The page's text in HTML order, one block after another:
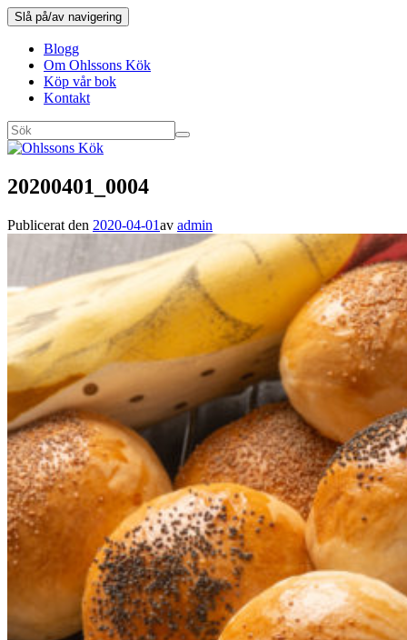
Slå på/av navigering
Blogg
Om Ohlssons Kök
Köp vår bok
Kontakt
20200401_0004
Publicerat den 2020-04-01av admin